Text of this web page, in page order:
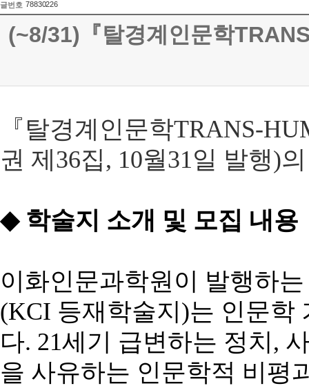
글번호 78830226
(~8/31)『탈경계인문학
『 탈경계인문학TRANS-
권 제 36집, 10월31일 발행)
◆ 학술지 소개 및 모집 내용
이화인문과학원이
발행하는
(KCI 등재학술지 )는 인문학
다. 21세기 급변하는 정치 ,
을 사유하는 인문학적 비평